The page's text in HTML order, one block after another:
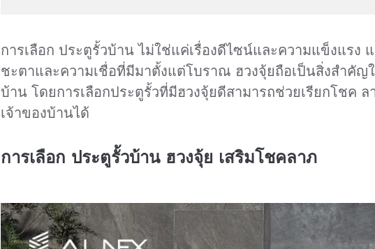
การเลือก ประตูรั้วบ้าน ไม่ใช่แค่เรื่องดีไซน์และความแข็งแรง
ชะตาและความเชื่อที่มีมาตั้งแต่โบราณ ฮวงจุ้ยถือเป็นสิ่งสำคัญ
บ้าน โดยการเลือกประตูรั้วที่มีฮวงจุ้ยดีสามารถช่วยเรียกโชค
เจ้าของบ้านได้
การเลือก ประตูรั้วบ้าน ฮวงจุ้ย เสริมโชคลาภ